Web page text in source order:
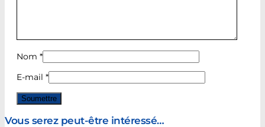
Nom *
E-mail *
Vous serez peut-être intéressé…